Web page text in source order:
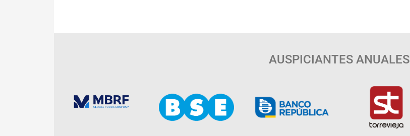
AUSPICIANTES ANUALES